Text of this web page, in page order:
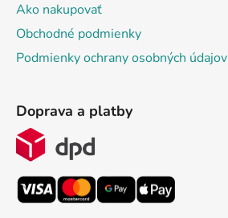
Ako nakupovať
Obchodné podmienky
Podmienky ochrany osobných údajov
Doprava a platby